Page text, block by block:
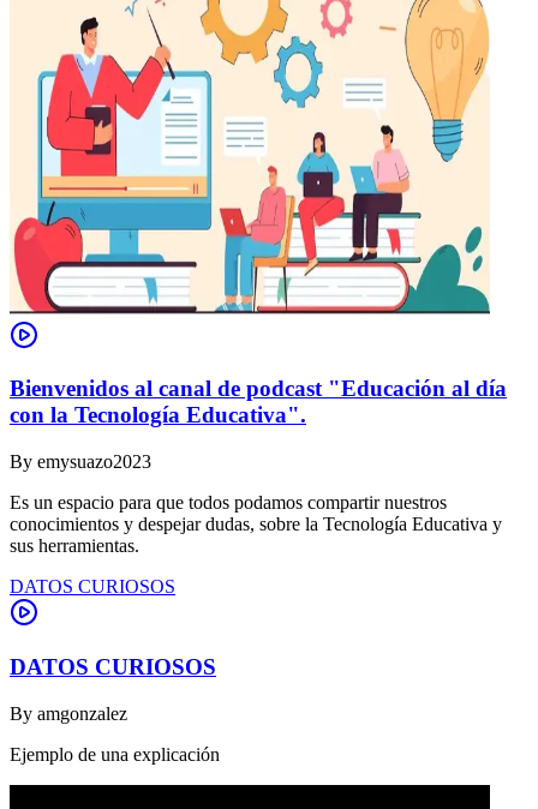
Bienvenidos al canal de podcast "Educación al día
con la Tecnología Educativa".
By emysuazo2023
Es un espacio para que todos podamos compartir nuestros
conocimientos y despejar dudas, sobre la Tecnología Educativa y
sus herramientas.
DATOS CURIOSOS
DATOS CURIOSOS
By amgonzalez
Ejemplo de una explicación